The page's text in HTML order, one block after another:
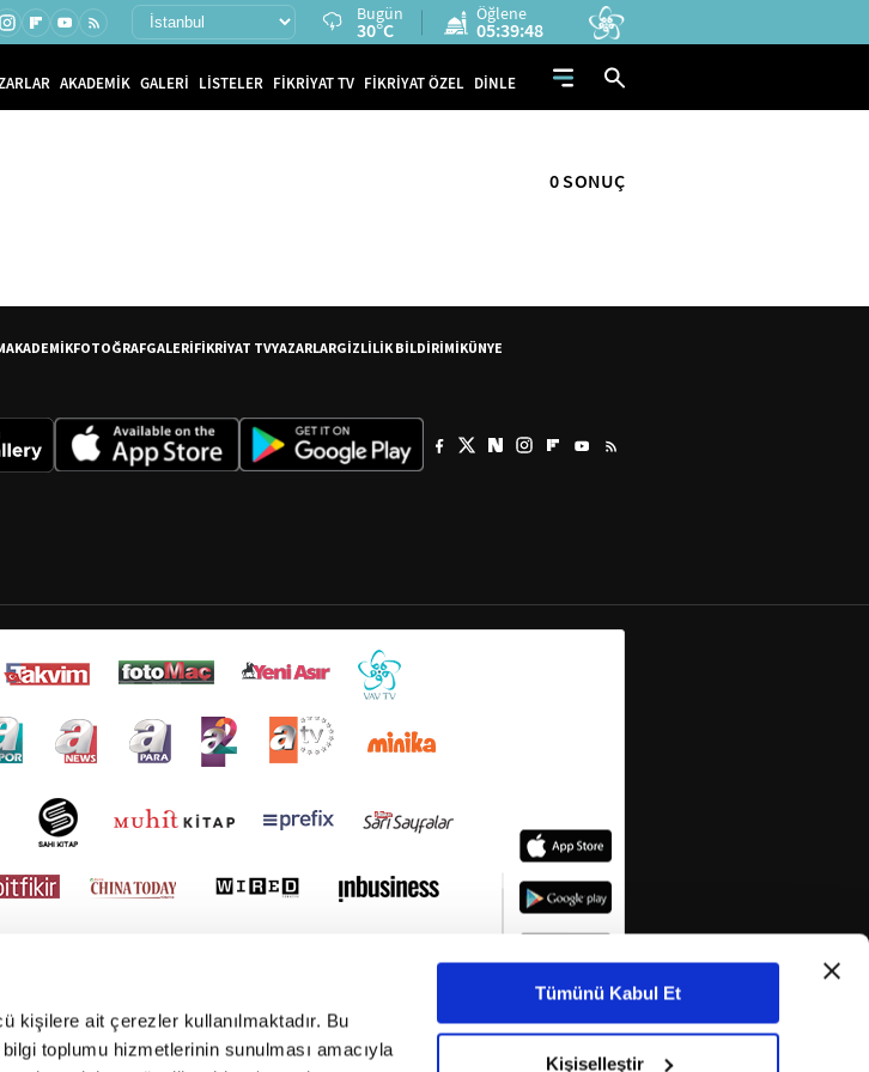
kişilere ait çerezler kullanılmaktadır. Bu
toplumu hizmetlerinin sunulması amacıyla
Tümünü Kabul Et
Kişiselleştir
Bugün
30°C
Öğlene
05:39:48
AKADEMİK GALERİ LİSTELER FİKRİYAT TV FİKRİYAT ÖZEL DİNLE
0 SONUÇ
AKADEMİKFOTOĞRAFGALERİFİKRİYAT TVYAZARLARGİZLİLİK BİLDİRİMİKÜNYE